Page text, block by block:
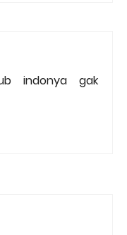
indonya gak